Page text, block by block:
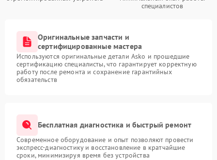
специалистов
Оригинальные запчасти и
сертифицированные мастера
Используются оригинальные детали Asko и прошедшие
сертификацию специалисты, что гарантирует корректную
работу после ремонта и сохранение гарантийных
обязательств
Бесплатная диагностика и быстрый ремонт
Современное оборудование и опыт позволяют провести
экспресс-диагностику и восстановление в кратчайшие
сроки, минимизируя время без устройства